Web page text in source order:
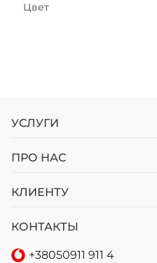
Цвет
УСЛУГИ
ПРО НАС
КЛИЕНТУ
КОНТАКТЫ
+38050911 911 4